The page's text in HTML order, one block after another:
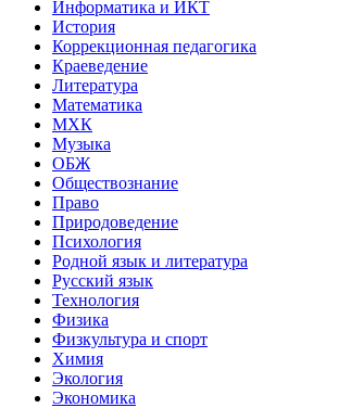
Информатика и ИКТ
История
Коррекционная педагогика
Краеведение
Литература
Математика
МХК
Музыка
ОБЖ
Обществознание
Право
Природоведение
Психология
Родной язык и литература
Русский язык
Технология
Физика
Физкультура и спорт
Химия
Экология
Экономика